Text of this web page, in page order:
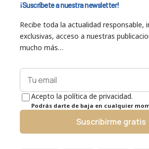
¡Suscríbete a nuestra newsletter!
Recibe toda la actualidad responsable,
exclusivas, acceso a nuestras
mucho más…
Acepto la política de privacidad.
Podrás darte de baja en cualquier
Suscribirme gratis